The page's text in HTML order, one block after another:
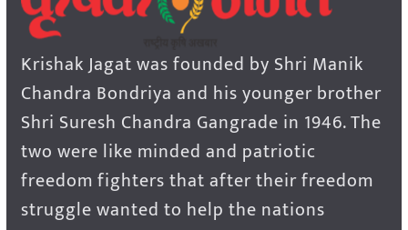
Krishak Jagat was founded by Shri Manik
Chandra Bondriya and his younger brother
Shri Suresh Chandra Gangrade in 1946. The
two were like minded and patriotic
freedom fighters that after their freedom
struggle wanted to help the nations